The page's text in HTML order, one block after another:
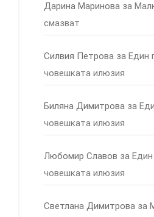
Дарина Маринова за
смазват
Силвия Петрова за Един
човешката илюзия
Биляна Димитрова за
човешката илюзия
Любомир Славов за
човешката илюзия
Светлана Димитрова за